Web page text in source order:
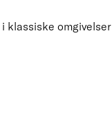
klassiske omgivelser